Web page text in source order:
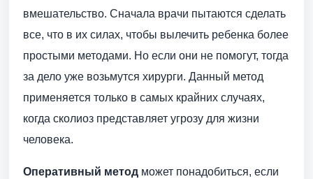
вмешательство. Сначала врачи пытаются сделать
все, что в их силах, чтобы вылечить ребенка более
простыми методами. Но если они не помогут, тогда
за дело уже возьмутся хирурги. Данный метод
применяется только в самых крайних случаях,
когда сколиоз представляет угрозу для жизни
человека.
Оперативный метод может понадобиться, если